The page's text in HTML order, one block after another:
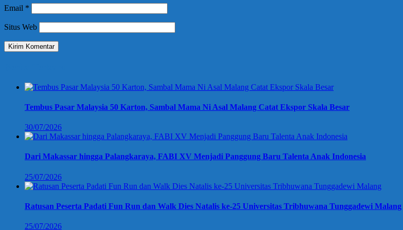
Email *
Situs Web
Tembus Pasar Malaysia 50 Karton, Sambal Mama Ni Asal Malang Catat Ekspor Skala Besar
30/07/2026
Dari Makassar hingga Palangkaraya, FABI XV Menjadi Panggung Baru Talenta Anak Indonesia
25/07/2026
Ratusan Peserta Padati Fun Run dan Walk Dies Natalis ke-25 Universitas Tribhuwana Tunggadewi Malang
25/07/2026